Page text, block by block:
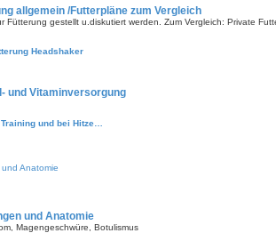
allgemein /Futterpläne zum Vergleich
Fütterung gestellt u.diskutiert werden. Zum Vergleich: Private
Headshaker
und Vitaminversorgung
und bei Hitze…
Anatomie
und Anatomie
Magengeschwüre, Botulismus